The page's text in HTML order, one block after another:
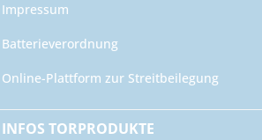
Impressum
Batterieverordnung
Online-Plattform zur Streitbeilegung
INFOS TORPRODUKTE